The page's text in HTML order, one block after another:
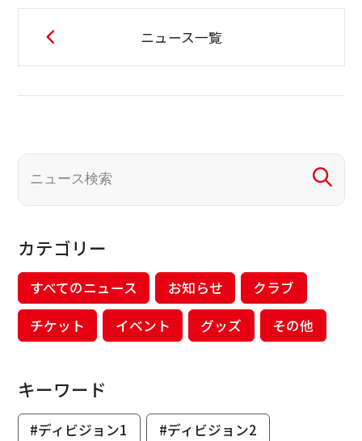
ニュース一覧
カテゴリー
すべてのニュース お知らせ
クラブ
チケット
イベント グッズ その他
キーワード
#ディビジョン1
#ディビジョン2